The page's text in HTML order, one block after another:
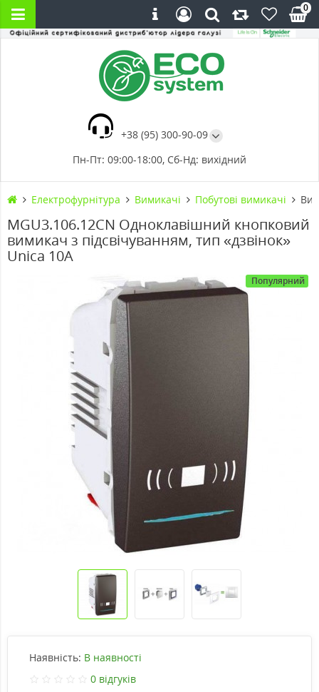
+38 (95) 300-90-09
Пн-Пт: 09:00-18:00, Сб-Нд: вихідний
0
Електрофурнітура Вимикачі Побутові вимикачі
MGU3.106.12CN Одноклавішний кнопковий
вимикач з підсвічуванням, тип «дзвінок»
Unica 10А
Популярний
Наявність: В наявності
0 відгуків